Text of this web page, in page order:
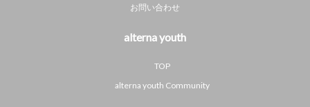
お問い合わせ
alterna youth
TOP
alterna youth Community